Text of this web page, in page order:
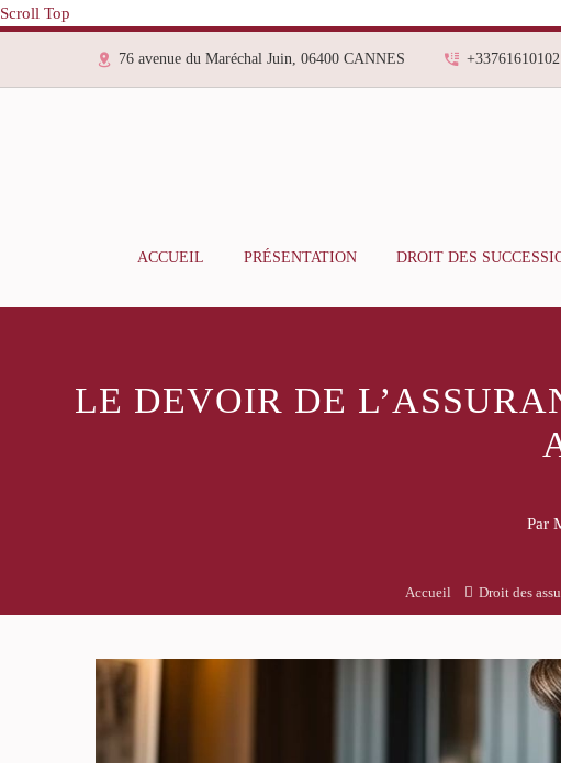
Scroll Top
76 avenue du Maréchal Juin, 06400 CANNES +33761610102
ACCUEIL PRÉSENTATION DROIT DES
LE DEVOIR DE
Par
Accueil Droit des